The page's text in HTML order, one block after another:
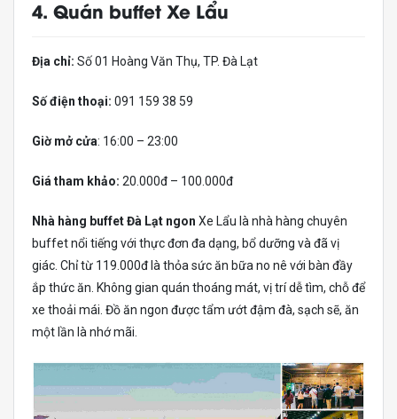
4. Quán buffet Xe Lẩu
Địa chỉ: Số 01 Hoàng Văn Thụ, TP. Đà Lạt
Số điện thoại: 091 159 38 59
Giờ mở cửa: 16:00 – 23:00
Giá tham khảo: 20.000đ – 100.000đ
Nhà hàng buffet Đà Lạt ngon Xe Lẩu là nhà hàng chuyên
buffet nổi tiếng với thực đơn đa dạng, bổ dưỡng và đã vị
giác. Chỉ từ 119.000đ là thỏa sức ăn bữa no nê với bàn đầy
ắp thức ăn. Không gian quán thoáng mát, vị trí dễ tìm, chỗ để
xe thoải mái. Đồ ăn ngon được tẩm ướt đậm đà, sạch sẽ, ăn
một lần là nhớ mãi.